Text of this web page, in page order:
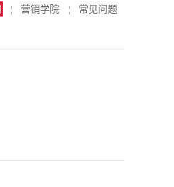
¦ 营销学院 ¦ 常见问题